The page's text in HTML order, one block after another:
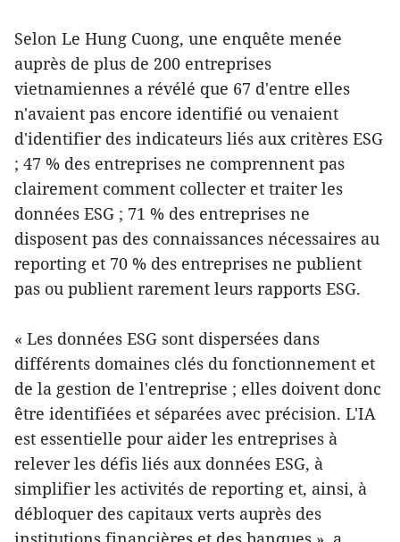
Selon Le Hung Cuong, une enquête menée
auprès de plus de 200 entreprises
vietnamiennes a révélé que 67 d'entre elles
n'avaient pas encore identifié ou venaient
d'identifier des indicateurs liés aux critères ESG
; 47 % des entreprises ne comprennent pas
clairement comment collecter et traiter les
données ESG ; 71 % des entreprises ne
disposent pas des connaissances nécessaires au
reporting et 70 % des entreprises ne publient
pas ou publient rarement leurs rapports ESG.
« Les données ESG sont dispersées dans
différents domaines clés du fonctionnement et
de la gestion de l'entreprise ; elles doivent donc
être identifiées et séparées avec précision. L'IA
est essentielle pour aider les entreprises à
relever les défis liés aux données ESG, à
simplifier les activités de reporting et, ainsi, à
débloquer des capitaux verts auprès des